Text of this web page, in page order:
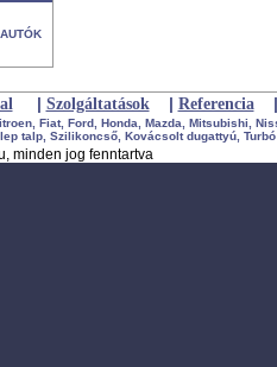
| Szolgáltatások | Referencia |
Fiat, Ford, Honda, Mazda, Mitsubishi,
talp, Szilikoncső, Kovácsolt dugattyú,
, minden jog fenntartva